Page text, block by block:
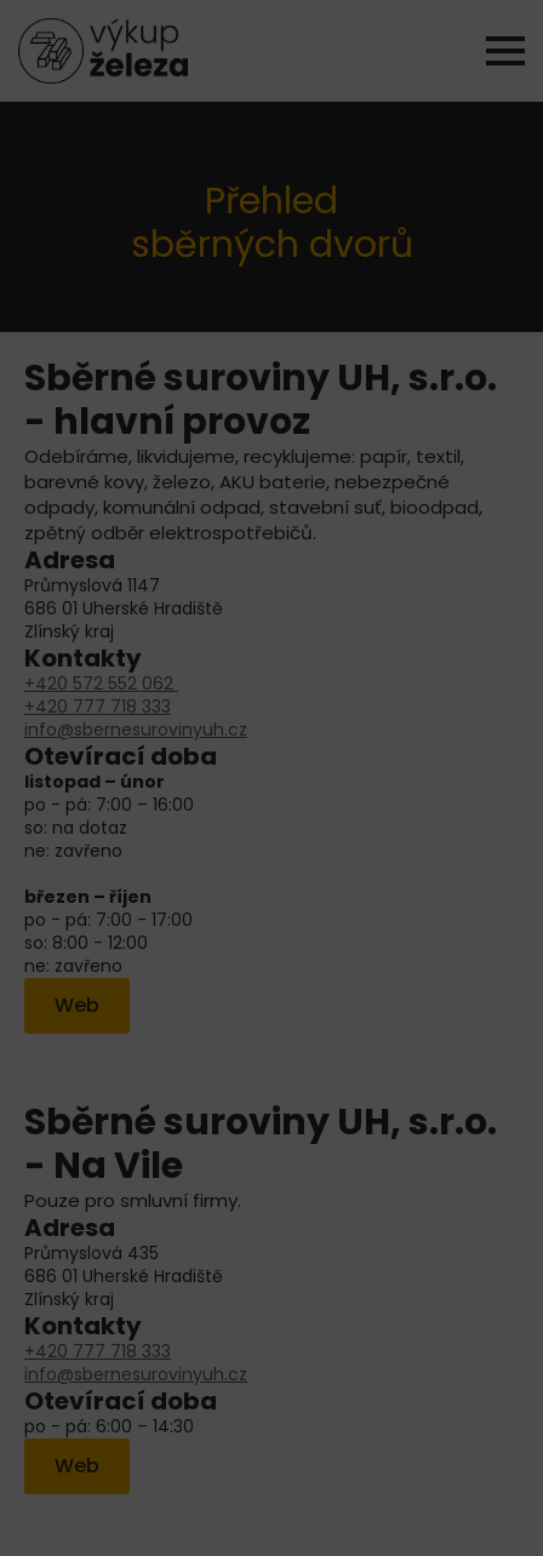
Přehled
sběrných dvorů
Sběrné suroviny UH, s.r.o.
- hlavní provoz
Odebíráme, likvidujeme, recyklujeme: papír, textil,
barevné kovy, železo, AKU baterie, nebezpečné
odpady, komunální odpad, stavební suť, bioodpad,
zpětný odběr elektrospotřebičů.
Adresa
Průmyslová 1147
686 01 Uherské Hradiště
Zlínský kraj
Kontakty
+420 572 552 062
+420 777 718 333
info@sbernesurovinyuh.cz
Otevírací doba
listopad – únor
po - pá: 7:00 – 16:00
so: na dotaz
ne: zavřeno
březen – říjen
po - pá: 7:00 - 17:00
so: 8:00 - 12:00
ne: zavřeno
Web
Sběrné suroviny UH, s.r.o.
- Na Vile
Pouze pro smluvní firmy.
Adresa
Průmyslová 435
686 01 Uherské Hradiště
Zlínský kraj
Kontakty
+420 777 718 333
info@sbernesurovinyuh.cz
Otevírací doba
po - pá: 6:00 – 14:30
Web